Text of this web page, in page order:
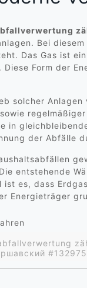
Bei
Das Gas ist
Form der
solcher
in
der Abfälle
entstehende
es, dass
Energieträger